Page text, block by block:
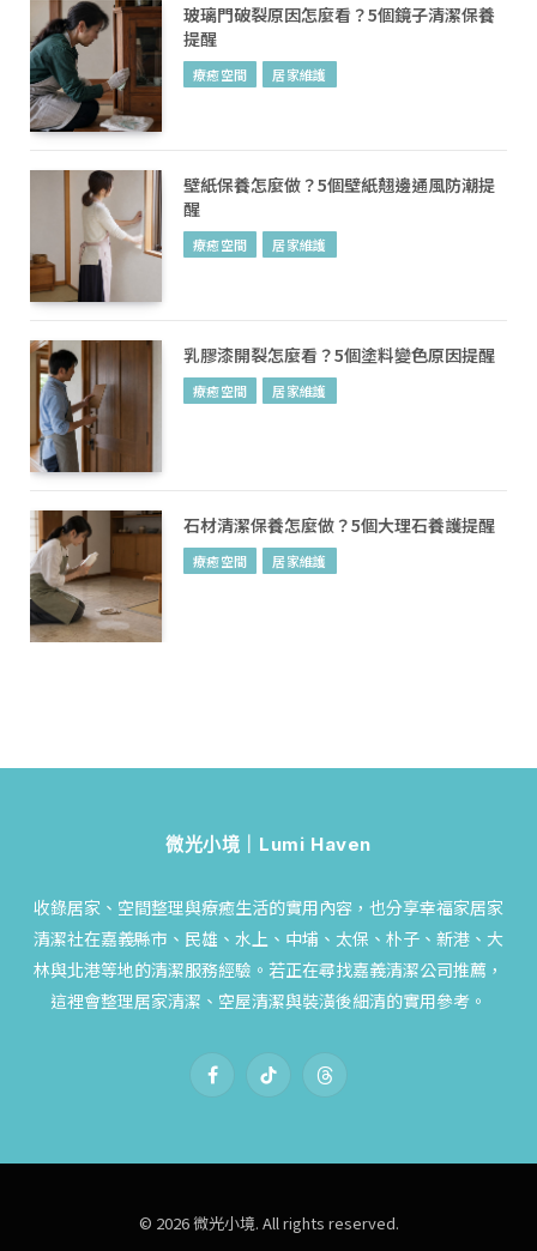
玻璃門破裂原因怎麼看？5個鏡子清潔保養
提醒
療癒空間 居家維護
壁紙保養怎麼做？5個壁紙翹邊通風防潮提
醒
療癒空間 居家維護
乳膠漆開裂怎麼看？5個塗料變色原因提醒
療癒空間 居家維護
石材清潔保養怎麼做？5個大理石養護提醒
療癒空間 居家維護
微光小境｜Lumi Haven
收錄居家、空間整理與療癒生活的實用內容，也分享幸福家居家
清潔社在嘉義縣市、民雄、水上、中埔、太保、朴子、新港、大
林與北港等地的清潔服務經驗。若正在尋找嘉義清潔公司推薦，
這裡會整理居家清潔、空屋清潔與裝潢後細清的實用參考。
FacebookTikTokThreads
© 2026 微光小境. All rights reserved.